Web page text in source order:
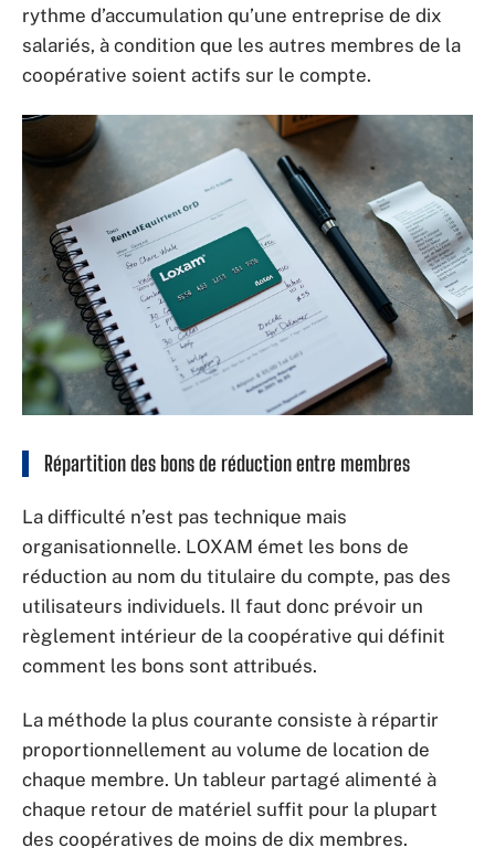
rythme d’accumulation qu’une entreprise de dix
salariés, à condition que les autres membres de la
coopérative soient actifs sur le compte.
Répartition des bons de réduction entre membres
La difficulté n’est pas technique mais
organisationnelle. LOXAM émet les bons de
réduction au nom du titulaire du compte, pas des
utilisateurs individuels. Il faut donc prévoir un
règlement intérieur de la coopérative qui définit
comment les bons sont attribués.
La méthode la plus courante consiste à répartir
proportionnellement au volume de location de
chaque membre. Un tableur partagé alimenté à
chaque retour de matériel suffit pour la plupart
des coopératives de moins de dix membres.